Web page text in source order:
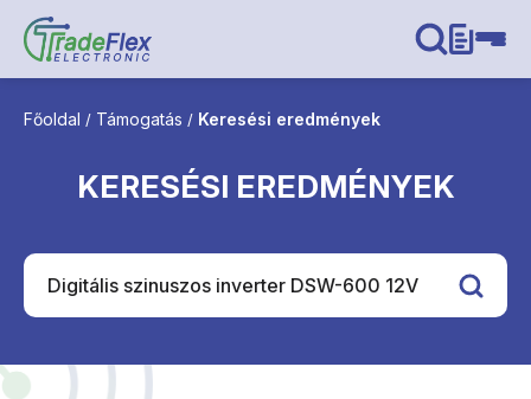
Főoldal / Támogatás / Keresési eredmények
KERESÉSI EREDMÉNYEK